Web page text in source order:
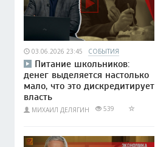
03.06.2026 23:45 СОБЫТИЯ
Питание школьников:
денег выделяется настолько
мало, что это дискредитирует
власть
МИХАИЛ ДЕЛЯГИН 539